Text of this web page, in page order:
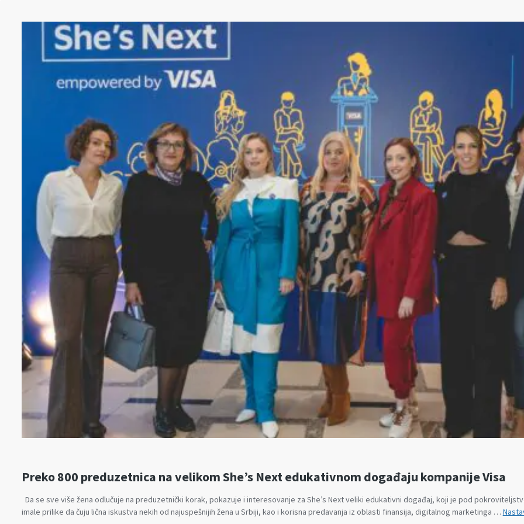
Preko 800 preduzetnica na velikom She’s Next edukativnom događaju kompanije Visa
Da se sve više žena odlučuje na preduzetnički korak, pokazuje i interesovanje za She’s Next veliki edukativni događaj, koji je pod
imale prilike da čuju lična iskustva nekih od najuspešnijih žena u Srbiji, kao i korisna predavanja iz oblasti finansija, digitalnog marketinga …